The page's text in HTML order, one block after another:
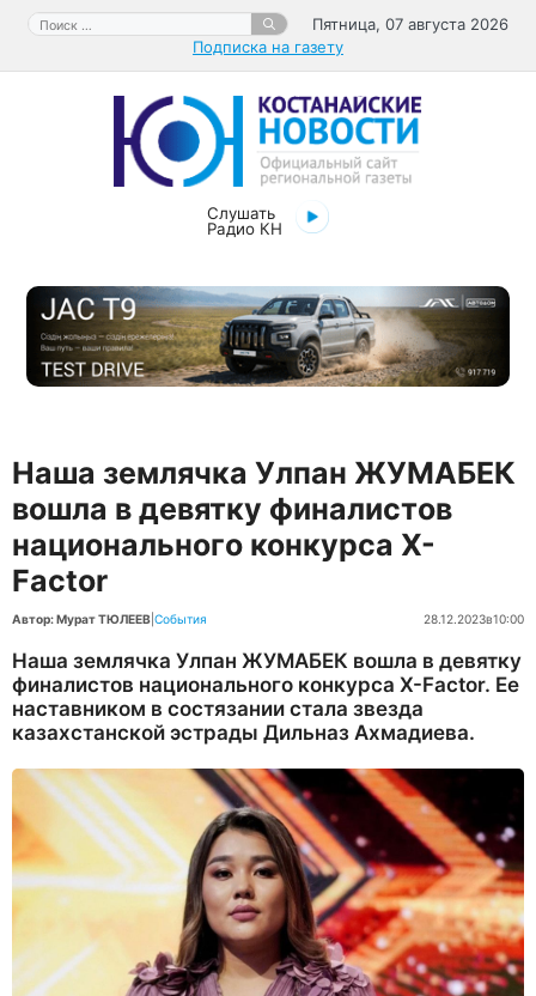
Перейти
содержимому
Поиск:
Пятница, 07 августа 2026
Подписка на газету
Слушать
Радио КН
​Наша землячка Улпан ЖУМАБЕК
вошла в девятку финалистов
национального конкурса X-
Factor
Автор: Мурат ТЮЛЕЕВ События 28.12.2023в10:00
​Наша землячка Улпан ЖУМАБЕК вошла в девятку
финалистов национального конкурса X-Factor. Ее
наставником в состязании стала звезда
казахстанской эстрады Дильназ Ахмадиева.